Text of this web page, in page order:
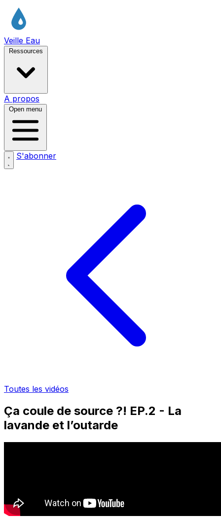
Veille Eau
Ressources
A propos
Open menu
S'abonner
Toutes les vidéos
Ça coule de source ?! EP.2 - La
lavande et l’outarde